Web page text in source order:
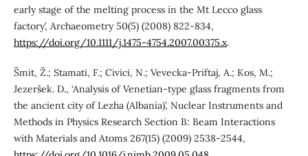
early stage of the melting process in the Mt Lecco glass
factory’, Archaeometry 50(5) (2008) 822-834,
https://doi.org/10.1111/j.1475-4754.2007.00375.x.
Šmit, Ž.; Stamati, F.; Civici, N.; Vevecka-Priftaj, A.; Kos, M.;
Jezeršek. D., ‘Analysis of Venetian-type glass fragments from
the ancient city of Lezha (Albania)’, Nuclear Instruments and
Methods in Physics Research Section B: Beam Interactions
with Materials and Atoms 267(15) (2009) 2538-2544,